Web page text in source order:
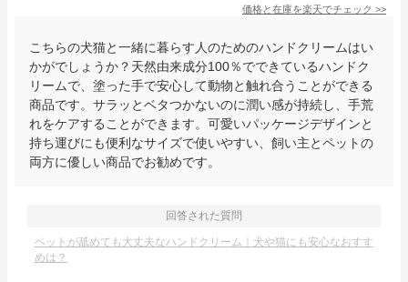
価格と在庫を楽天でチェック >>
こちらの犬猫と一緒に暮らす人のためのハンドクリームはい
かがでしょうか？天然由来成分100％でできているハンドク
リームで、塗った手で安心して動物と触れ合うことができる
商品です。サラッとベタつかないのに潤い感が持続し、手荒
れをケアすることができます。可愛いパッケージデザインと
持ち運びにも便利なサイズで使いやすい、飼い主とペットの
両方に優しい商品でお勧めです。
回答された質問
ペットが舐めても大丈夫なハンドクリーム｜犬や猫にも安心なおすす
めは？